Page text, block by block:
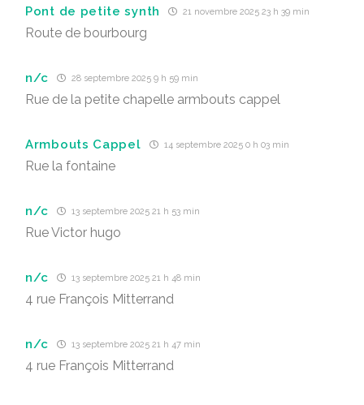
Pont de petite synth 21 novembre 2025 23 h 39 min
Route de bourbourg
n/c 28 septembre 2025 9 h 59 min
Rue de la petite chapelle armbouts cappel
Armbouts Cappel 14 septembre 2025 0 h 03 min
Rue la fontaine
n/c 13 septembre 2025 21 h 53 min
Rue Victor hugo
n/c 13 septembre 2025 21 h 48 min
4 rue François Mitterrand
n/c 13 septembre 2025 21 h 47 min
4 rue François Mitterrand